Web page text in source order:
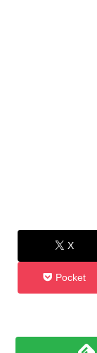
X
Pocket